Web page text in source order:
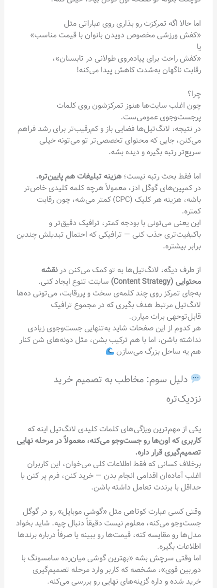
اما حالا اگه تمرکزت رو بذاری روی عباراتی مثل
«کفش ورزشی مخصوص دویدن بانوان با قیمت مناسب»
یا
«کفش راحت برای پیاده‌روی طولانی در تابستان»،
رقابت ناگهان به‌شدت کاهش پیدا می‌کنه!
چرا؟
چون اغلب سایت‌ها هنوز تمرکزشون روی کلمات
پرجست‌وجوی عمومی‌ست.
در نتیجه، لانگ‌تیل‌ها فضایی باز و کم‌رقیب‌تر برای رشد فراهم
می‌کنن، جایی که محتوای تخصصی‌تر تو می‌تونه خیلی
سریع‌تر رتبه بگیره و دیده بشه.
اما فقط بحث رتبه نیست؛ هزینه تبلیغات هم پایین‌تره.
در کمپین‌های گوگل ادز، معمولاً هرچه کلمه کلیدی خاص‌تر
باشه، هزینه هر کلیک (CPC) کمتر می‌شه، چون رقابت
کمتره.
این یعنی می‌تونی با بودجه کمتر، ترافیک دقیق‌تر و
باکیفیت‌تری جذب کنی — ترافیکی که احتمال تبدیلش چندین
برابر بیشتره.
از طرف دیگه، لانگ‌تیل‌ها به تو کمک می‌کنن درنقشه
محتوایی (Content Strategy)
سایتت تنوع ایجاد کنی.
به‌جای تمرکز روی چند کلمه‌ی سخت و پررقابت، می‌تونی ده‌ها
لانگ‌تیل مرتبط هدف بگیری که در مجموع ترافیک
قابل‌توجهی برات میارن.
هر کدوم از این صفحات شاید به‌تنهایی جست‌وجوی زیادی
نداشته باشن، اما با هم ترکیب بشن، مثل دونه‌های شن کنار
هم یه ساحل بزرگ می‌سازن
دلیل سوم: مخاطب به تصمیم خرید
نزدیک‌تره
یکی از مهم‌ترین ویژگی‌های کلمات کلیدی لانگ‌تیل اینه که
کاربری که اون‌ها رو جست‌وجو می‌کنه، معمولاً در مرحله نهایی
تصمیم‌گیری قرار داره.
برخلاف کسانی که فقط اطلاعات کلی می‌خوان، این کاربران
اغلب آماده‌ان اقدامی انجام بدن — خرید کنن، فرم پر کنن یا
حداقل با برندت تعامل داشته باشن.
وقتی کسی عبارت کوتاهی مثل «گوشی موبایل» رو در گوگل
جست‌وجو می‌کنه، معلوم نیست دقیقاً دنبال چیه. شاید بخواد
مدل‌ها رو مقایسه کنه، قیمت‌ها رو ببینه یا صرفاً درباره برندها
اطلاعات بگیره.
اما وقتی سرچش بشه «بهترین گوشی میان‌رده سامسونگ با
دوربین قوی»، مشخصه که کاربر وارد مرحله تصمیم‌گیری
خرید شده و داره گزینه‌های نهایی رو بررسی می‌کنه.